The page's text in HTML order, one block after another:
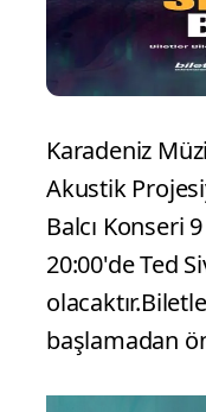
Karadeniz
Akustik
Balcı Konseri
20:00'de Ted
başlamadan